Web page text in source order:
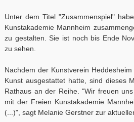
Unter dem Titel "Zusammenspiel"
Kunstakademie Mannheim
zu gestalten. Sie ist noch bis Ende
zu sehen.
Nachdem der Kunstverein
Kunst ausgestattet hatte, sind dieses
Rathaus an der Reihe. "Wir freuen
mit der Freien Kunstakademie
(...)", sagt Melanie Gerstner zur